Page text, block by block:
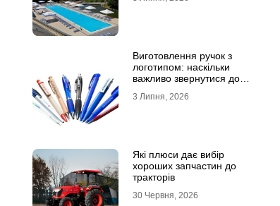
Виготовлення ручок з
логотипом: наскільки
важливо звернутися до
3 Липня, 2026
Які плюси дає вибір
хороших запчастин до
тракторів
30 Червня, 2026